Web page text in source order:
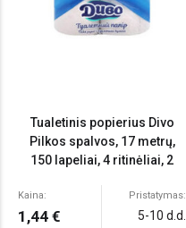
Tualetinis popierius Divo
Pilkos spalvos, 17 metrų,
150 lapeliai, 4 ritinėliai, 2
Kaina:
1,44 €
Pristatymas:
5-10 d.d.